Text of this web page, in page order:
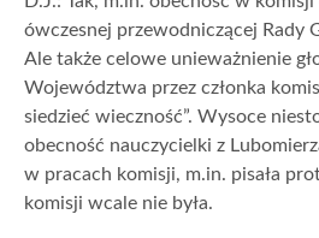
ówczesnej przewodniczącej Rady
Ale także celowe unieważnienie
Województwa przez członka
siedzieć wieczność”. Wysoce
obecność nauczycielki z
w pracach komisji, m.in. pisała
komisji wcale nie była.